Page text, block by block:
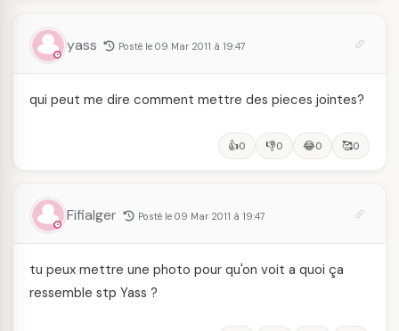
yass Posté le 09 Mar 2011 à 19:47
qui peut me dire comment mettre des pieces jointes?
👍0 👎0 😂0 🥰0
Fifialger Posté le 09 Mar 2011 à 19:47
tu peux mettre une photo pour qu'on voit a quoi ça
ressemble stp Yass ?